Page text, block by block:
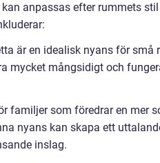
anpassas efter rummets
är en idealisk nyans för
mycket mångsidigt och
familjer som föredrar en mer
nyans kan skapa ett
inslag.